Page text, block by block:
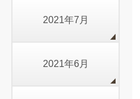
2021年7月
2021年6月